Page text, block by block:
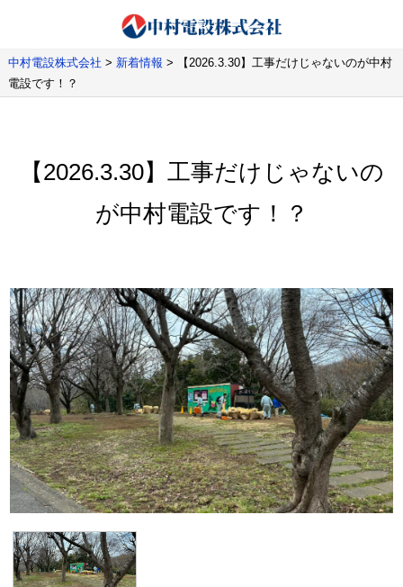
中村電設株式会社 > 新着情報 >
【2026.3.30】工事だけじゃないのが中村
電設です！？
【2026.3.30】工事だけじゃないの
が中村電設です！？